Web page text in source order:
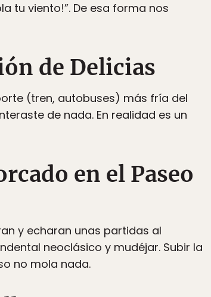
tu viento!”. De esa forma nos
de Delicias
(tren, autobuses) más fría del
de nada. En realidad es un
en el Paseo
y echaran unas partidas al
neoclásico y mudéjar. Subir la
no mola nada.